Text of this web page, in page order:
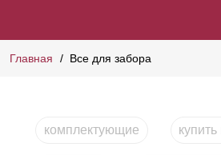
Главная Все для забора
комплектующие